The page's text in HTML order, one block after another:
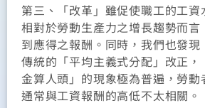
第三、「改革」雖促使職工的工資
相對於勞動生產力之增長趨勢而
到應得之報酬。同時，我們也發
傳統的「平均主義式分配」改正
金算人頭」的現象極為普遍，勞
通常與工資報酬的高低不太相關。